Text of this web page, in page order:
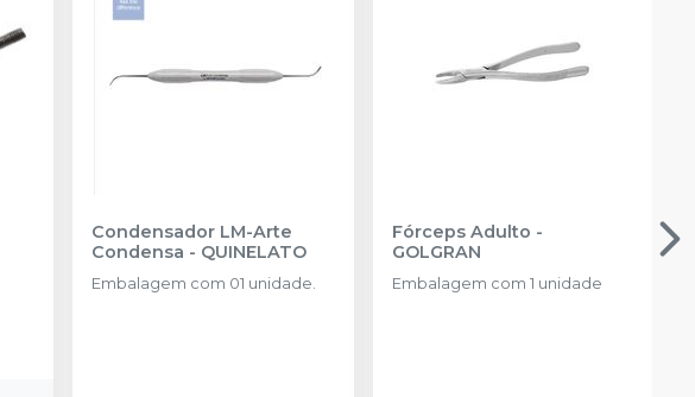
Condensador LM-Arte
Condensa - QUINELATO
Embalagem com 01 unidade.
Fórceps Adulto -
GOLGRAN
Embalagem com 1 unidade